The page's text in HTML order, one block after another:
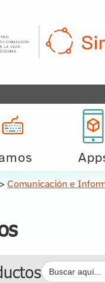
Comunicación e
Buscar: